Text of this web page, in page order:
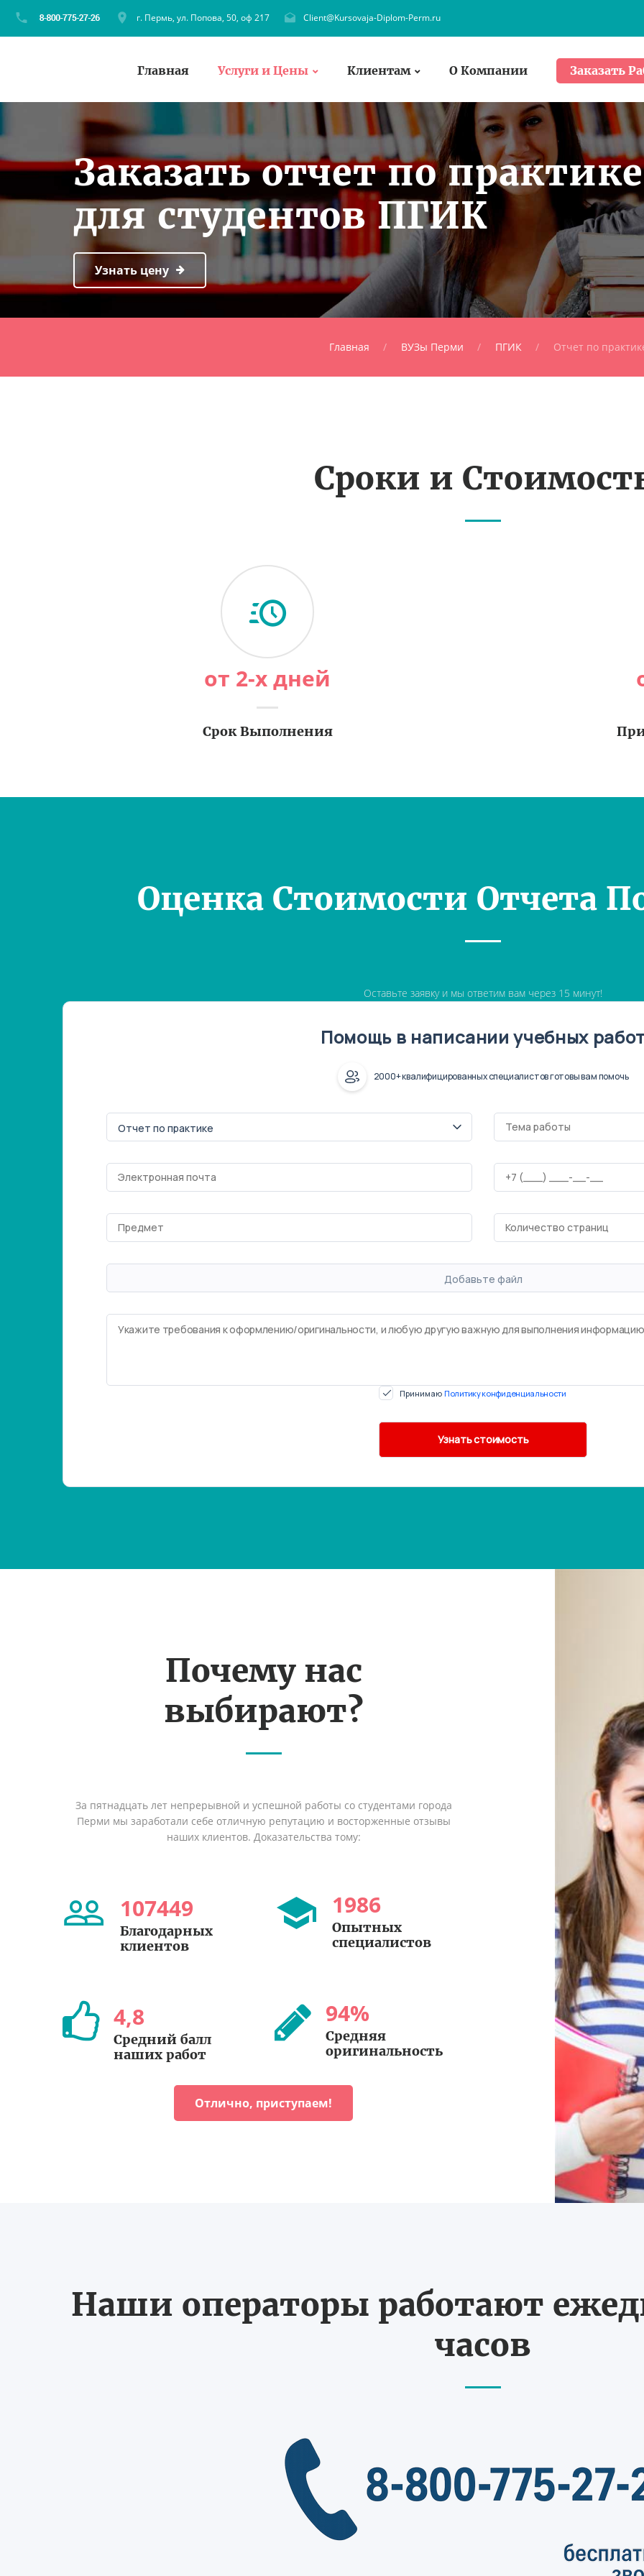
г. Пермь, ул. Попова, 50, оф 217 Client@Kursovaja-Diplom-Perm.ru
Главная Услуги и Цены Клиентам О Компании Заказать
Заказать отчет по практике
для студентов ПГИК
Узнать цену
Главная ВУЗы Перми ПГИК Отчет по
Сроки и
от 2-х дней
Срок Выполнения
Оценка Стоимости Отчета
Оставьте заявку и мы ответим вам через 15 минут!
Помощь в написании учебных
2000+ квалифицированных специалистов готовы вам помочь
Добавьте файл
Принимаю Политику конфиденциальности
Почему нас
выбирают?
За пятнадцать лет непрерывной и успешной работы со студентами города
Перми мы заработали себе отличную репутацию и восторженные отзывы
наших клиентов. Доказательства тому:
107449
Благодарных
клиентов
1986
Опытных
специалистов
4,8
Средний балл
наших работ
94%
Средняя
оригинальность
Отлично, приступаем!
Наши операторы работают
часов